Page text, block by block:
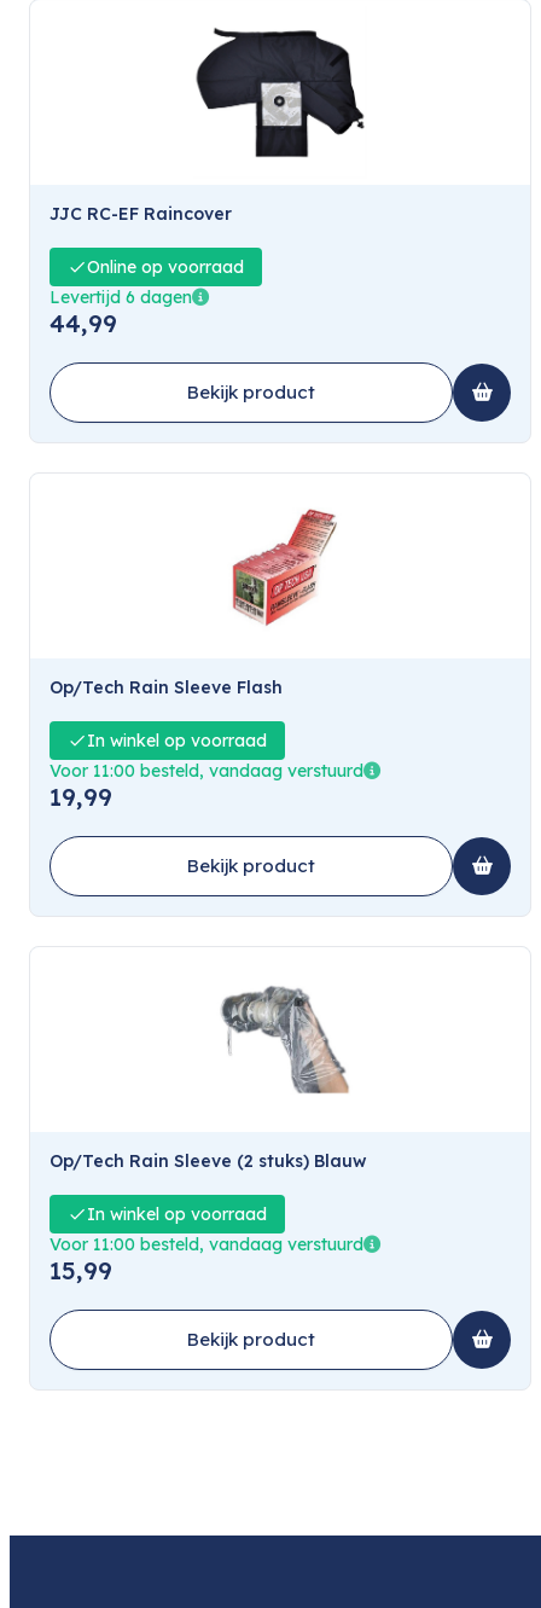
JJC RC-EF Raincover
Online op voorraad
Levertijd 6 dagen
44,99
Bekijk product
Op/Tech Rain Sleeve Flash
In winkel op voorraad
Voor 11:00 besteld, vandaag verstuurd
19,99
Bekijk product
Op/Tech Rain Sleeve (2 stuks) Blauw
In winkel op voorraad
Voor 11:00 besteld, vandaag verstuurd
15,99
Bekijk product